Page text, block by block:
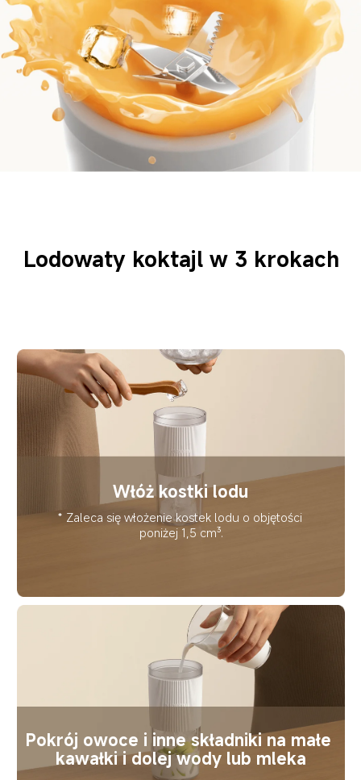
Lodowaty koktajl w 3 krokach
Włóż kostki lodu
* Zaleca się włożenie kostek lodu o objętości
poniżej 1,5 cm³.
Pokrój owoce i inne składniki na małe
kawałki i dolej wody lub mleka